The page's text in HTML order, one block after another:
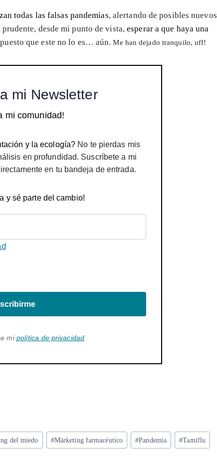
todas las falsas pandemias, alertando de posibles nuevos
prudente, desde mi punto de vista,esperar a que haya una
que este no lo es… aún.Me han dejado tranquilo, uff!
mi Newsletter
mi comunidad!
y la ecología? No te pierdas mis
en profundidad. Suscríbete a mi
en tu bandeja de entrada.
y sé parte del cambio!
mipolítica de privacidad
del miedo #Márketing farmacéutico #Pandemia #Tamiflu